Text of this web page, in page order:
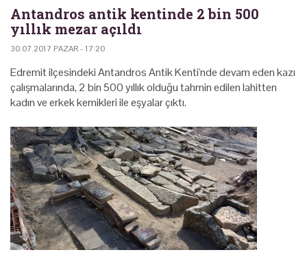
Antandros antik kentinde 2 bin 500
yıllık mezar açıldı
30.07.2017 PAZAR - 17:20
Edremit ilçesindeki Antandros Antik Kenti'nde devam eden kazı
çalışmalarında, 2 bin 500 yıllık olduğu tahmin edilen lahitten
kadın ve erkek kemikleri ile eşyalar çıktı.